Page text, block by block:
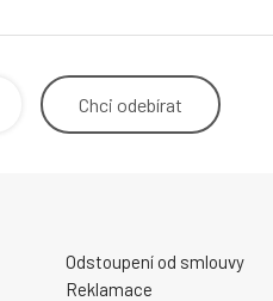
Chci odebírat
Odstoupení od smlouvy
Reklamace